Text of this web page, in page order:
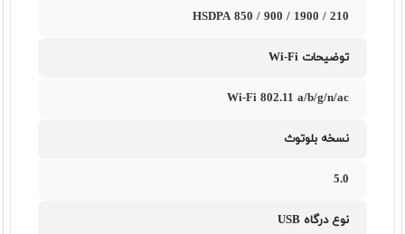
HSDPA 850 / 900 / 1900 / 210
توضیحات Wi-Fi
Wi-Fi 802.11 a/b/g/n/ac
نسخه بلوتوث
5.0
نوع درگاه USB